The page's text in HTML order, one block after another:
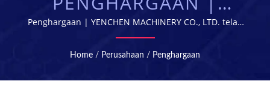
PEMASOK PERALATAN
MANUFAKTUR FARMASI
| YENCHEN
Penghargaan | YENCHEN MACHINERY CO., LTD. telah
mengkhususkan diri dalam memproduksi Mesin
Farmasi selama 60 tahun.
Home / Perusahaan / Penghargaan